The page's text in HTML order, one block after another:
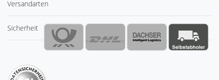
Versandarten
Sicherheit